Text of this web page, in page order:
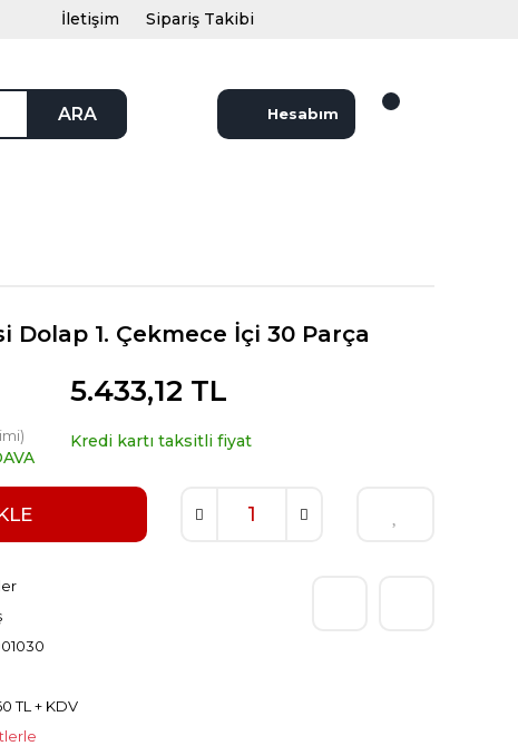
İletişim Sipariş Takibi
ARA Hesabım
Dolap 1. Çekmece İçi 30 Parça
5.433,12 TL
Kredi kartı taksitli fiyat
TL + KDV